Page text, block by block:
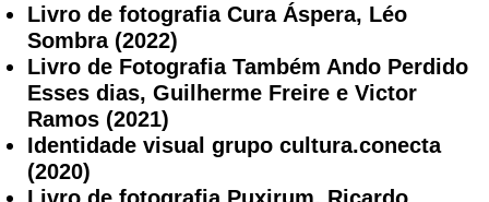
Livro de fotografia Cura Áspera, Léo
Sombra (2022)
Livro de Fotografia Também Ando Perdido
Esses dias, Guilherme Freire e Victor
Ramos (2021)
Identidade visual grupo cultura.conecta
(2020)